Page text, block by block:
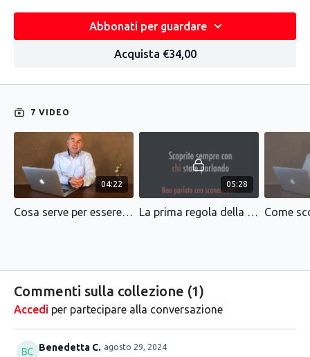
Abbonati per guardare
Acquista €34,00
7 VIDEO
04:22
Cosa serve per essere un bravo venditore
05:28
La prima regola della vendita
Commenti sulla collezione (1)
Accedi per partecipare alla conversazione
Benedetta C. agosto 29, 2024